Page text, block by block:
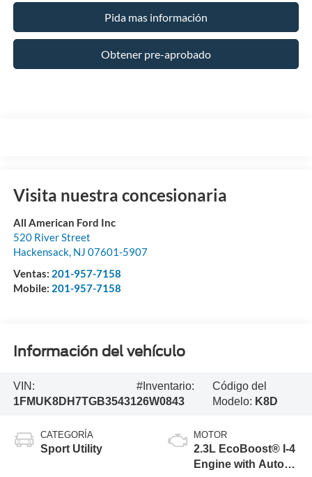
Pida mas información
Obtener pre-aprobado
Visita nuestra concesionaria
All American Ford Inc
520 River Street
Hackensack, NJ 07601-5907
Ventas: 201-957-7158
Mobile: 201-957-7158
Información del vehículo
VIN:
1FMUK8DH7TGB35431
#Inventario:
26W0843
Código del
Modelo: K8D
CATEGORÍA
Sport Utility
MOTOR
2.3L EcoBoost® I-4
Engine with Auto